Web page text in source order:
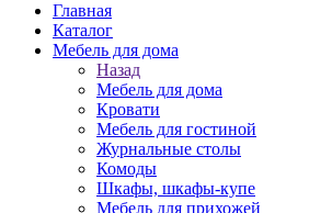
Главная
Каталог
Мебель для дома
Назад
Мебель для дома
Кровати
Мебель для гостиной
Журнальные столы
Комоды
Шкафы, шкафы-купе
Мебель для прихожей